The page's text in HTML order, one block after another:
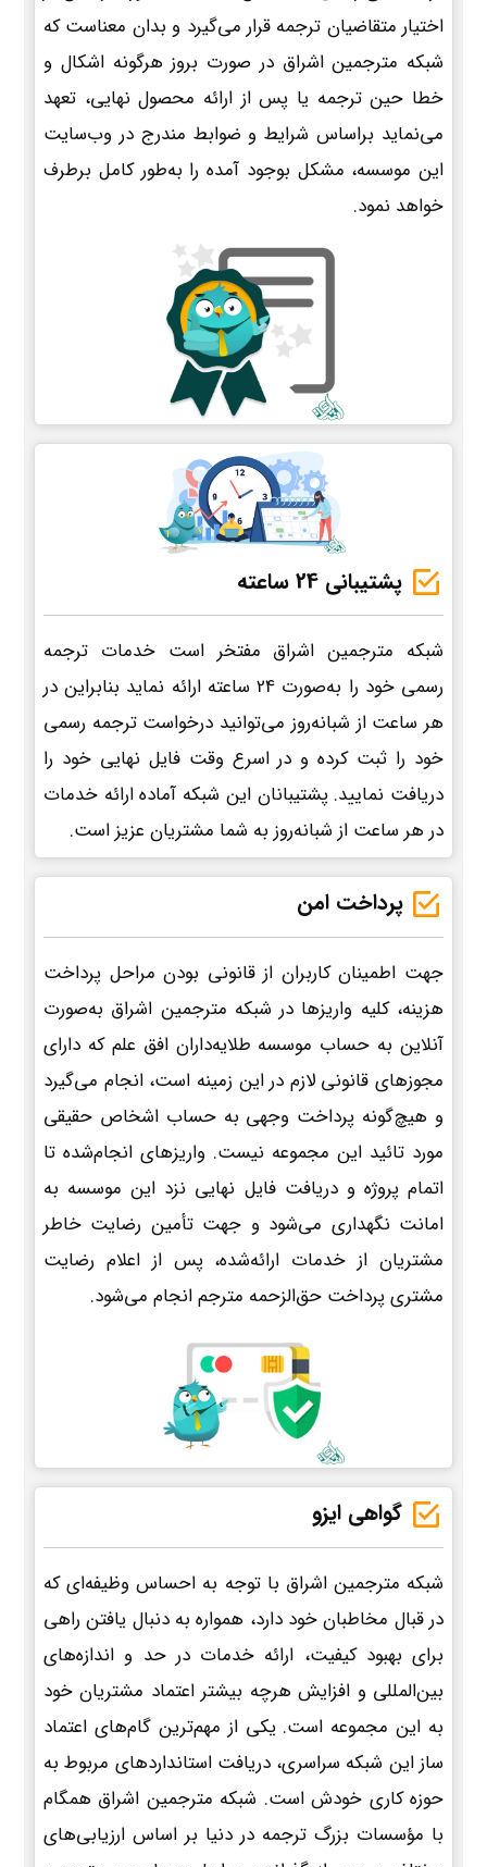
اختیار متقاضیان ترجمه قرار می‌گیرد و بدان معناست که
شبکه مترجمین اشراق در صورت بروز هرگونه اشکال و
خطا حین ترجمه یا پس از ارائه محصول نهایی، تعهد
می‌نماید براساس شرایط و ضوابط مندرج در وب‌سایت
این موسسه، مشکل بوجود آمده را به‌طور کامل برطرف
خواهد نمود.
پشتیبانی 24 ساعته
شبکه مترجمین اشراق مفتخر است خدمات ترجمه
رسمی خود را به‌صورت 24 ساعته ارائه نماید بنابراین در
هر ساعت از شبانه‌روز می‌توانید درخواست ترجمه رسمی
خود را ثبت کرده و در اسرع وقت فایل نهایی خود را
دریافت نمایید. پشتیبانان این شبکه آماده ارائه خدمات
در هر ساعت از شبانه‌روز به شما مشتریان عزیز است.
پرداخت امن
جهت اطمینان کاربران از قانونی بودن مراحل پرداخت
هزینه، کلیه واریزها در شبکه مترجمین اشراق به‌صورت
آنلاین به حساب موسسه طلایه‌داران افق علم که دارای
مجوزهای قانونی لازم در این زمینه است، انجام می‌گیرد
و هیچ‌گونه پرداخت وجهی به حساب اشخاص حقیقی
مورد تائید این مجموعه نیست. واریزهای انجام‌شده تا
اتمام پروژه و دریافت فایل نهایی نزد این موسسه به
امانت نگهداری می‌شود و جهت تأمین رضایت خاطر
مشتریان از خدمات ارائه‌شده، پس از اعلام رضایت
مشتری پرداخت حق‌الزحمه مترجم انجام می‌شود.
گواهی ایزو
شبکه مترجمین اشراق با توجه به احساس وظیفه‌ای که
در قبال مخاطبان خود دارد، همواره به دنبال یافتن راهی
برای بهبود کیفیت، ارائه خدمات در حد و اندازه‌های
بین‌المللی و افزایش هرچه بیشتر اعتماد مشتریان خود
به این مجموعه است. یکی از مهم‌ترین گام‌های اعتماد
ساز این شبکه سراسری، دریافت استانداردهای مربوط به
حوزه کاری خودش است. شبکه مترجمین اشراق همگام
با مؤسسات بزرگ ترجمه در دنیا بر اساس ارزیابی‌های